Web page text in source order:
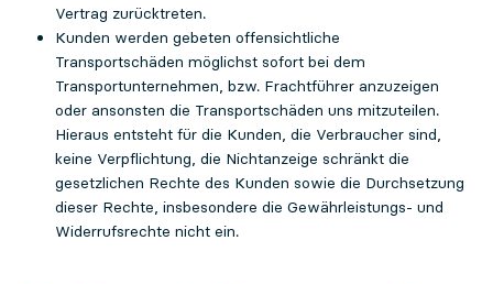
Vertrag zurücktreten.
Kunden werden gebeten offensichtliche
Transportschäden möglichst sofort bei dem
Transportunternehmen, bzw. Frachtführer anzuzeigen
oder ansonsten die Transportschäden uns mitzuteilen.
Hieraus entsteht für die Kunden, die Verbraucher sind,
keine Verpflichtung, die Nichtanzeige schränkt die
gesetzlichen Rechte des Kunden sowie die Durchsetzung
dieser Rechte, insbesondere die Gewährleistungs- und
Widerrufsrechte nicht ein.